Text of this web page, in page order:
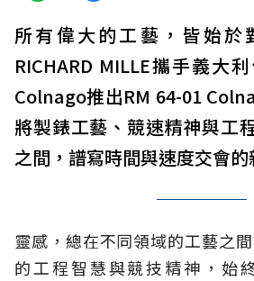
所有偉大的工藝，皆始於
RICHARD MILLE攜手義大
Colnago推出RM 64-01
將製錶工藝、競速精神與工
之間，譜寫時間與速度交會的
靈感，總在不同領域的工藝之
的工程智慧與競技精神，始